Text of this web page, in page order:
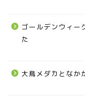
ゴールデンウィー
た
大鳥メダカとなか